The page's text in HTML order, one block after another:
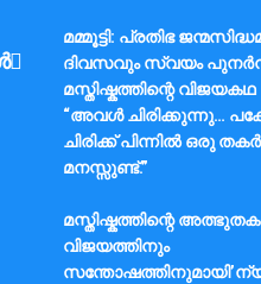
മമ്മൂട്ടി: പ്രതിഭ
ദിവസവും സ്വയം
മസ്തിഷ്കത്തിന്റെ വിജയകഥ
“അവൾ ചിരിക്കുന്നു…
ചിരിക്ക് പിന്നിൽ ഒരു
മനസ്സുണ്ട്.”
മസ്തിഷ്കത്തിന്റെ
വിജയത്തിനും